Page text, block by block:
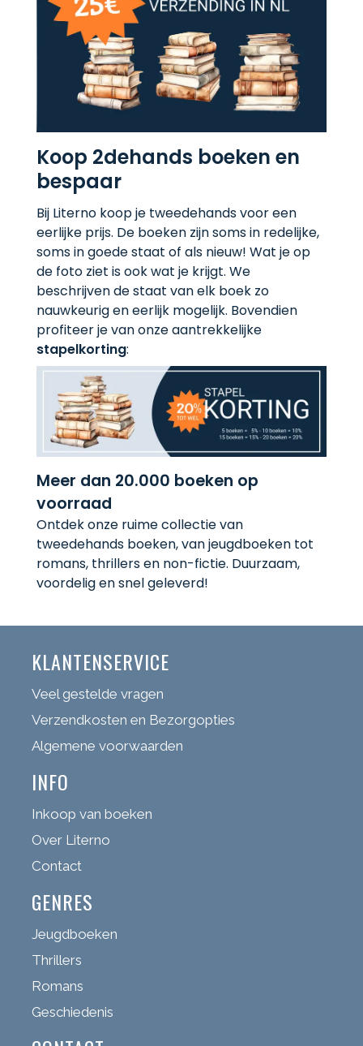
Koop 2dehands boeken en
bespaar
Bij Literno koop je tweedehands voor een
eerlijke prijs. De boeken zijn soms in redelijke,
soms in goede staat of als nieuw! Wat je op
de foto ziet is ook wat je krijgt. We
beschrijven de staat van elk boek zo
nauwkeurig en eerlijk mogelijk. Bovendien
profiteer je van onze aantrekkelijke
stapelkorting:
Meer dan 20.000 boeken op
voorraad
Ontdek onze ruime collectie van
tweedehands boeken, van jeugdboeken tot
romans, thrillers en non-fictie. Duurzaam,
voordelig en snel geleverd!
KLANTENSERVICE
Veel gestelde vragen
Verzendkosten en Bezorgopties
Algemene voorwaarden
INFO
Inkoop van boeken
Over Literno
Contact
GENRES
Jeugdboeken
Thrillers
Romans
Geschiedenis